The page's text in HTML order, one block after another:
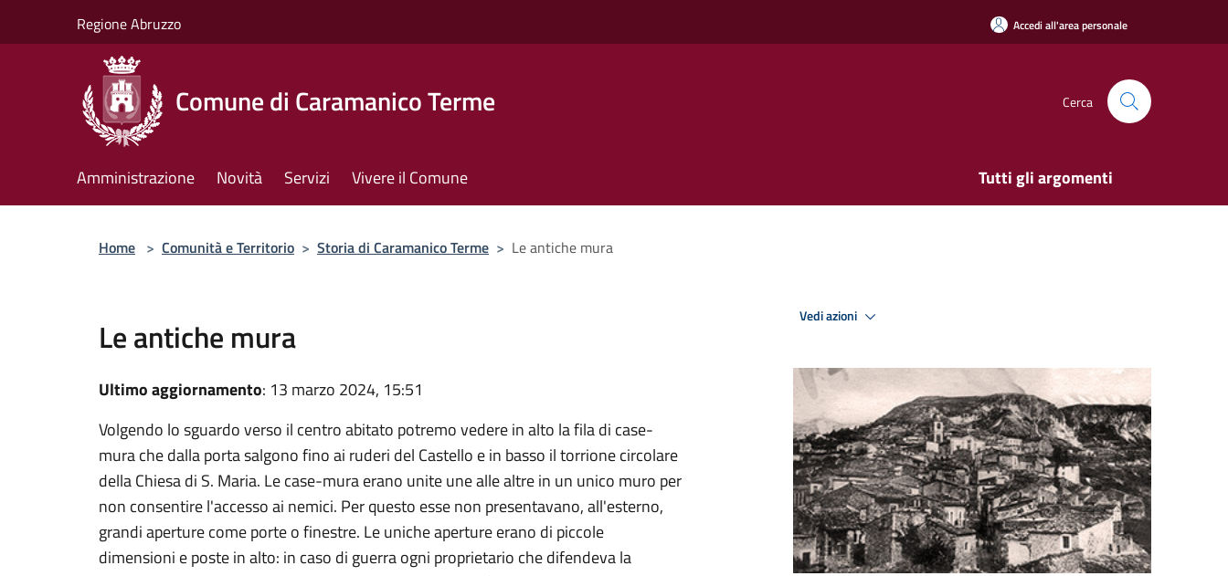
Regione Abruzzo Accedi all'area personale
Comune di Caramanico Terme Cerca
Amministrazione Novità Servizi Vivere il Comune Tutti gli argomenti
Home > Comunità e Territorio > Storia di Caramanico Terme > Le antiche mura
Le antiche mura
Ultimo aggiornamento: 13 marzo 2024, 15:51
Volgendo lo sguardo verso il centro abitato potremo vedere in alto la fila di case-
mura che dalla porta salgono fino ai ruderi del Castello e in basso il torrione circolare
della Chiesa di S. Maria. Le case-mura erano unite une alle altre in un unico muro per
non consentire l'accesso ai nemici. Per questo esse non presentavano, all'esterno,
grandi aperture come porte o finestre. Le uniche aperture erano di piccole
dimensioni e poste in alto: in caso di guerra ogni proprietario che difendeva la
Vedi azioni